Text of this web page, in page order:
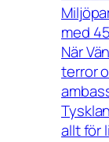
med
När
terror
allt för